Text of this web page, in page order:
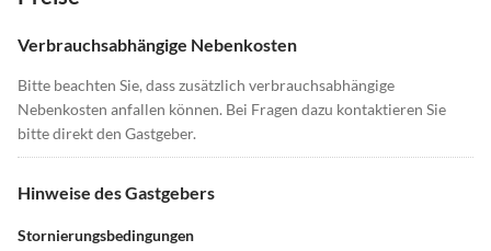
Verbrauchsabhängige Nebenkosten
Bitte beachten Sie, dass zusätzlich verbrauchsabhängige
Nebenkosten anfallen können. Bei Fragen dazu kontaktieren Sie
bitte direkt den Gastgeber.
Hinweise des Gastgebers
Stornierungsbedingungen